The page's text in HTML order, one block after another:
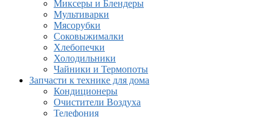
Миксеры и Блендеры
Мультиварки
Мясорубки
Соковыжималки
Хлебопечки
Холодильники
Чайники и Термопоты
Запчасти к технике для дома
Кондиционеры
Очистители Воздуха
Телефония